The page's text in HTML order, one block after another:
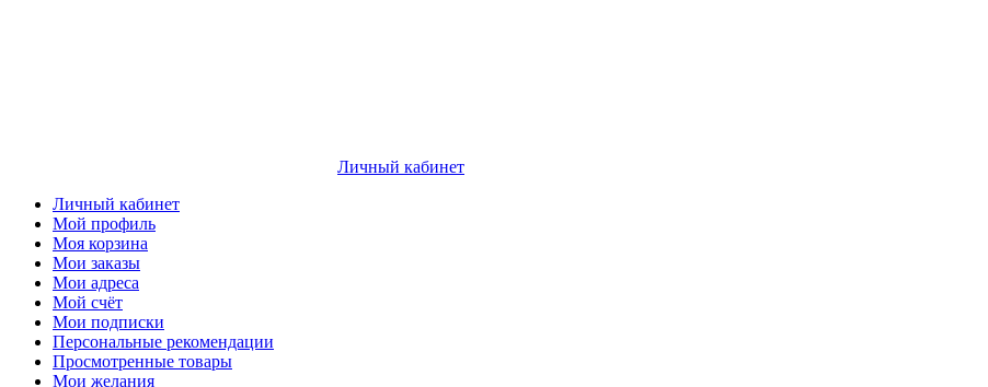
Личный кабинет
Личный кабинет
Мой профиль
Моя корзина
Мои заказы
Мои адреса
Мой счёт
Мои подписки
Персональные рекомендации
Просмотренные товары
Мои желания